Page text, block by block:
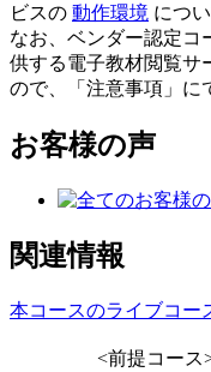
ビスの 動作環境 につ
なお、ベンダー認定コ
供する電子教材閲覧サ
ので、「注意事項」に
お客様の声
関連情報
本コースのライブコー
<前提コース